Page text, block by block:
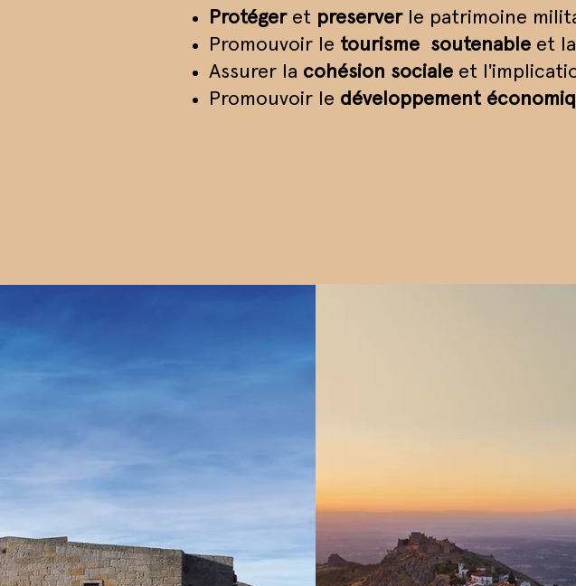
Protégeret preserverle patrimoine
Promouvoir le tourisme soutenable et la
Assurer la cohésion sociale et
Promouvoir le développement